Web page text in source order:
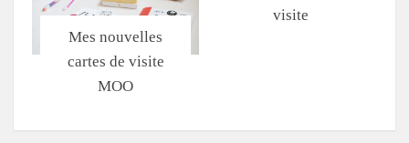
Mes nouvelles
cartes de visite
MOO
visite